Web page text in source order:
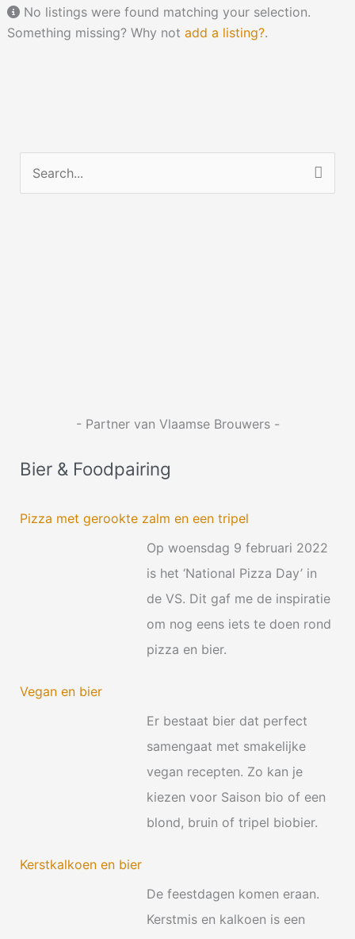
No listings were found matching your selection.
Something missing? Why not add a listing?.
o
- Partner van Vlaamse Brouwers -
Bier & Foodpairing
Pizza met gerookte zalm en een tripel
Op woensdag 9 februari 2022
is het ‘National Pizza Day’ in
de VS. Dit gaf me de inspiratie
om nog eens iets te doen rond
pizza en bier.
Vegan en bier
Er bestaat bier dat perfect
samengaat met smakelijke
vegan recepten. Zo kan je
kiezen voor Saison bio of een
blond, bruin of tripel biobier.
Kerstkalkoen en bier
De feestdagen komen eraan.
Kerstmis en kalkoen is een